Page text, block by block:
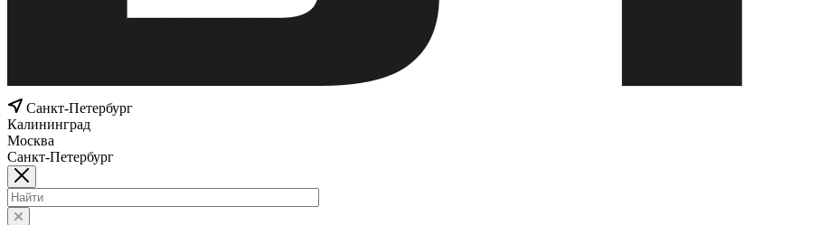
Санкт-Петербург
Калининград
Москва
Санкт-Петербург